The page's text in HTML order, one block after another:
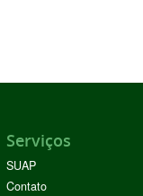
Serviços
SUAP
Contato